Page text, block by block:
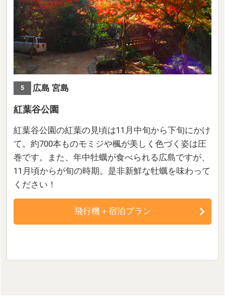
5
広島 宮島
紅葉谷公園
紅葉谷公園の紅葉の見頃は11月中旬から下旬にかけ
て。約700本ものモミジや楓が美しく色づく姿は圧
巻です。また、年中牡蠣が食べられる広島ですが、
11月頃からが旬の時期。是非新鮮な牡蠣を味わって
ください！
飛行機＋宿泊プラン